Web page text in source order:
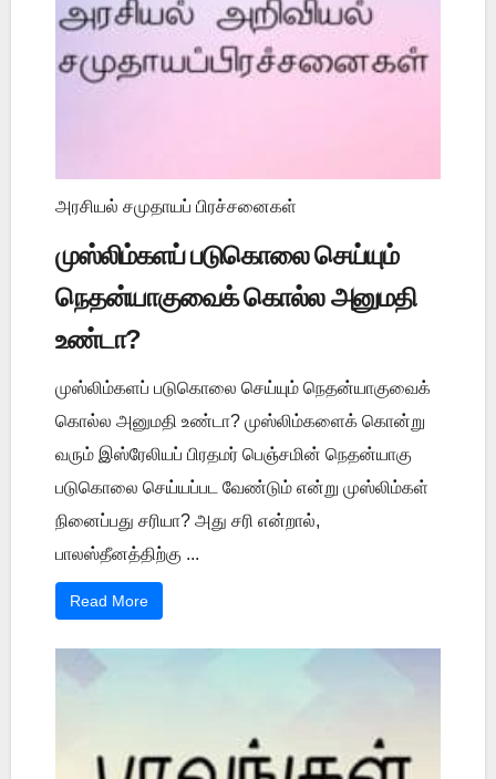
அரசியல் சமுதாயப் பிரச்சனைகள்
முஸ்லிம்களப் படுகொலை செய்யும்
நெதன்யாகுவைக் கொல்ல அனுமதி
உண்டா?
முஸ்லிம்களப் படுகொலை செய்யும் நெதன்யாகுவைக்
கொல்ல அனுமதி உண்டா? முஸ்லிம்களைக் கொன்று
வரும் இஸ்ரேலியப் பிரதமர் பெஞ்சமின் நெதன்யாகு
படுகொலை செய்யப்பட வேண்டும் என்று முஸ்லிம்கள்
நினைப்பது சரியா? அது சரி என்றால்,
பாலஸ்தீனத்திற்கு ...
Read More